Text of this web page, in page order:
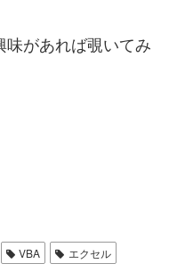
があれば覗いてみ
VBA
エクセル